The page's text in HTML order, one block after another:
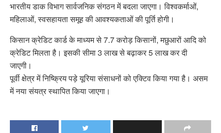
भारतीय डाक विभाग सार्वजनिक संगठन में बदला जाएगा। विश्वकर्माओं,
महिलाओं, स्वसहायता समूह की आवश्यकताओं की पूर्ति होगी।
किसान क्रेडिट कार्ड के माध्यम से 7.7 करोड़ किसानों, मछुआरों आदि को
क्रेडिट मिलता है। इसकी सीमा 3 लाख से बढ़ाकर 5 लाख कर दी
जाएगी।
पूर्वी क्षेत्र में निष्क्रिय पड़े यूरिया संसाधनों को एक्टिव किया गया है। असम
में नया संयत्र स्थापित किया जाएगा।